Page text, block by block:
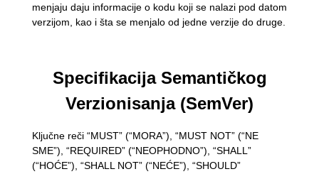
menjaju daju informacije o kodu koji se nalazi pod datom
verzijom, kao i šta se menjalo od jedne verzije do druge.
Specifikacija Semantičkog
Verzionisanja (SemVer)
Ključne reči “MUST” (“MORA”), “MUST NOT” (“NE
SME”), “REQUIRED” (“NEOPHODNO”), “SHALL”
(“HOĆE”), “SHALL NOT” (“NEĆE”), “SHOULD”